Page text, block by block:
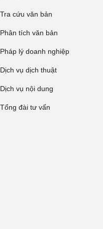
Tra cứu văn bản
Phân tích văn bản
Pháp lý doanh nghiệp
Dịch vụ dịch thuật
Dịch vụ nội dung
Tổng đài tư vấn